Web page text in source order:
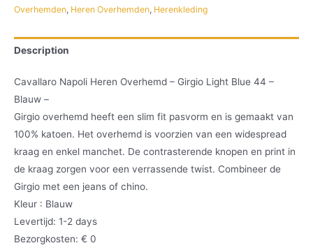
Overhemden, Heren Overhemden, Herenkleding
Description
Cavallaro Napoli Heren Overhemd – Girgio Light Blue 44 –
Blauw –
Girgio overhemd heeft een slim fit pasvorm en is gemaakt van
100% katoen. Het overhemd is voorzien van een widespread
kraag en enkel manchet. De contrasterende knopen en print in
de kraag zorgen voor een verrassende twist. Combineer de
Girgio met een jeans of chino.
Kleur : Blauw
Levertijd: 1-2 days
Bezorgkosten: € 0